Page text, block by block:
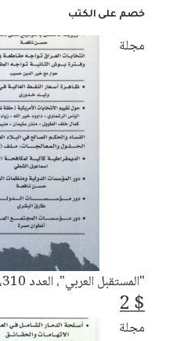
خصم على الكتب
مجلة
"المستقبل العربي"، العدد 310، كانون الأول/ديسمبر 2004
2$
مجلة